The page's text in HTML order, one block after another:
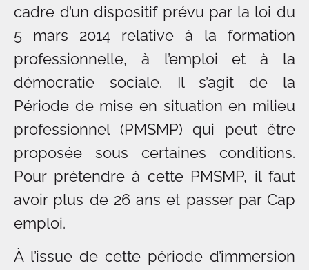
cadre d’un dispositif prévu par la loi du
5 mars 2014 relative à la formation
professionnelle, à l’emploi et à la
démocratie sociale. Il s’agit de la
Période de mise en situation en milieu
professionnel (PMSMP) qui peut être
proposée sous certaines conditions.
Pour prétendre à cette PMSMP, il faut
avoir plus de 26 ans et passer par Cap
emploi.
À l’issue de cette période d’immersion